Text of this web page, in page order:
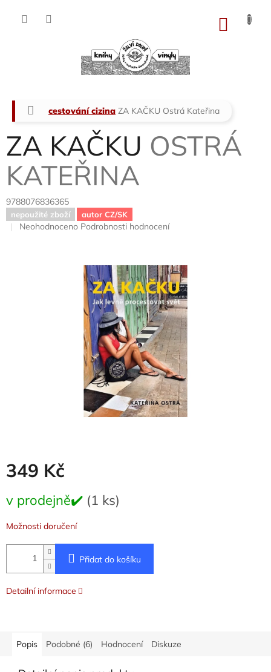
Domů
cestování cizina ZA KAČKU Ostrá Kateřina
ZA KAČKU OSTRÁ
KATEŘINA
9788076836365
nepoužité zboží autor CZ/SK
Průměrné
Neohodnoceno Podrobnosti hodnocení
349 Kč
cena:
v prodejně✔️ (1 ks)
Možnosti doručení
Přidat do košíku
Detailní informace
Popis Podobné (6) Hodnocení Diskuze